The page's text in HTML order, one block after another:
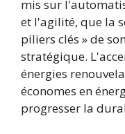
mis sur
et l'agilité, que la
piliers clés » de
stratégique.
énergies
économes en
progresser la